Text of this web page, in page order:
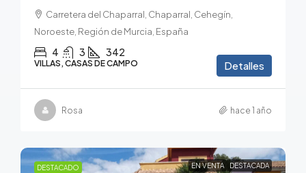
Carretera del Chaparral, Chaparral, Cehegín,
Noroeste, Región de Murcia, España
4 3 342
VILLAS, CASAS DE CAMPO Detalles
Rosa hace 1 año
DESTACADO EN VENTA DESTACADA